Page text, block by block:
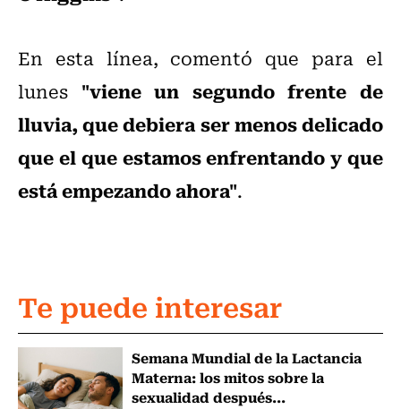
En esta línea, comentó que para el
lunes "viene un segundo frente de
lluvia, que debiera ser menos delicado
que el que estamos enfrentando y que
está empezando ahora".
Te puede interesar
Semana Mundial de la Lactancia
Materna: los mitos sobre la
sexualidad después...